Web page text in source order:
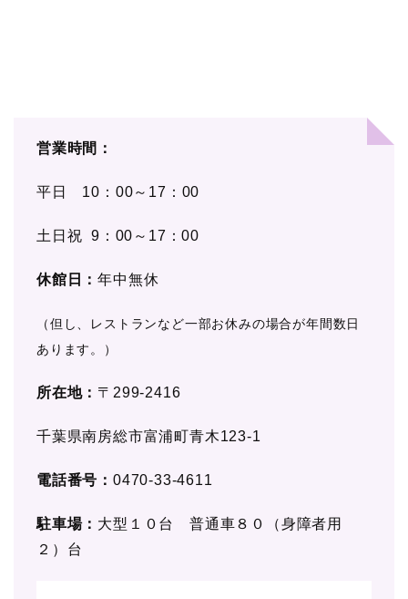
営業時間：
平日 10：00～17：00
土日祝 9：00～17：00
休館日：年中無休
（但し、レストランなど一部お休みの場合が年間数日
あります。）
所在地： 〒299-2416
千葉県南房総市富浦町青木123-1
電話番号： 0470-33-4611
駐車場： 大型１０台 普通車８０（身障者用
２）台